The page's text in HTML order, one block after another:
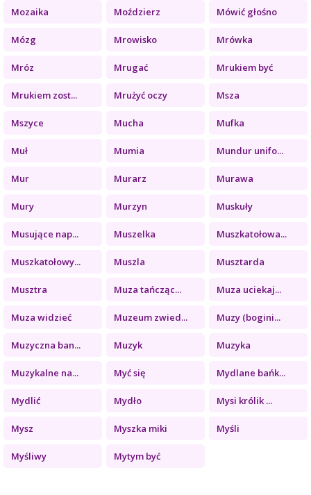
Mozaika Moździerz Mówić głośno
Mózg Mrowisko Mrówka
Mróz Mrugać Mrukiem być
Mrukiem zost... Mrużyć oczy Msza
Mszyce Mucha Mufka
Muł Mumia Mundur unifo...
Mur Murarz Murawa
Mury Murzyn Muskuły
Musujące nap... Muszelka Muszkatołowa...
Muszkatołowy... Muszla Musztarda
Musztra Muza tańcząc... Muza uciekaj...
Muza widzieć Muzeum zwied... Muzy (bogini...
Muzyczna ban... Muzyk Muzyka
Muzykalne na... Myć się Mydlane bańk...
Mydlić Mydło Mysi królik ...
Mysz Myszka miki Myśli
Myśliwy Mytym być